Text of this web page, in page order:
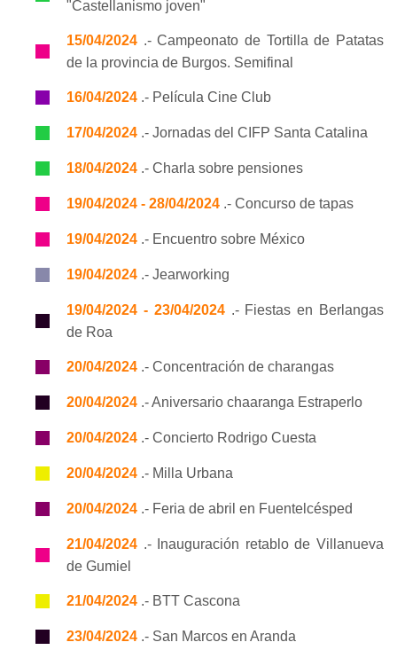
"Castellanismo joven"
15/04/2024 .- Campeonato de Tortilla de Patatas
de la provincia de Burgos. Semifinal
16/04/2024 .- Película Cine Club
17/04/2024 .- Jornadas del CIFP Santa Catalina
18/04/2024 .- Charla sobre pensiones
19/04/2024 - 28/04/2024 .- Concurso de tapas
19/04/2024 .- Encuentro sobre México
19/04/2024 .- Jearworking
19/04/2024 - 23/04/2024.- Fiestas en Berlangas
de Roa
20/04/2024 .- Concentración de charangas
20/04/2024 .- Aniversario chaaranga Estraperlo
20/04/2024 .- Concierto Rodrigo Cuesta
20/04/2024 .- Milla Urbana
20/04/2024 .- Feria de abril en Fuentelcésped
21/04/2024 .- Inauguración retablo de Villanueva
de Gumiel
21/04/2024 .- BTT Cascona
23/04/2024 .- San Marcos en Aranda